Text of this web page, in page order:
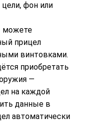
фон или
можете
прицел
винтовками.
приобретать
—
на каждой
данные в
автоматически